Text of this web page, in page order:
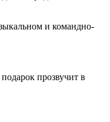
и командно-
прозвучит в